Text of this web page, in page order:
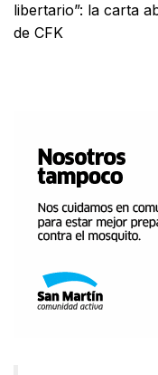
libertario”: la carta
de CFK